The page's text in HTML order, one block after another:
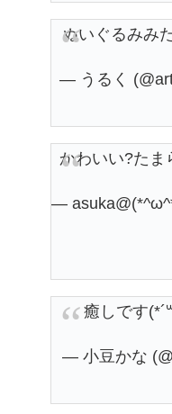
ぬいぐるみみ
— うるく
かわいい?たま
—
癒しです
— 小豆かな